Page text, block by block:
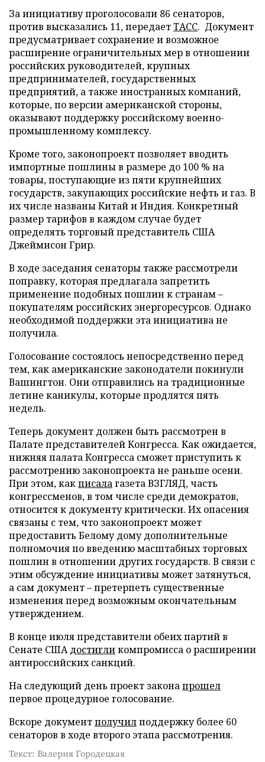
За инициативу проголосовали 86 сенаторов,
против высказались 11, передаетТАСС. Документ
предусматривает сохранение и возможное
расширение ограничительных мер в отношении
российских руководителей, крупных
предпринимателей, государственных
предприятий, а также иностранных компаний,
которые, по версии американской стороны,
оказывают поддержку российскому военно-
промышленному комплексу.
Кроме того, законопроект позволяет вводить
импортные пошлины в размере до 100 % на
товары, поступающие из пяти крупнейших
государств, закупающих российские нефть и газ. В
их числе названы Китай и Индия. Конкретный
размер тарифов в каждом случае будет
определять торговый представитель США
Джеймисон Грир.
В ходе заседания сенаторы также рассмотрели
поправку, которая предлагала запретить
применение подобных пошлин к странам –
покупателям российских энергоресурсов. Однако
необходимой поддержки эта инициатива не
получила.
Голосование состоялось непосредственно перед
тем, как американские законодатели покинули
Вашингтон. Они отправились на традиционные
летние каникулы, которые продлятся пять
недель.
Теперь документ должен быть рассмотрен в
Палате представителей Конгресса. Как ожидается,
нижняя палата Конгресса сможет приступить к
рассмотрению законопроекта не раньше осени.
При этом, какписалагазета ВЗГЛЯД, часть
конгрессменов, в том числе среди демократов,
относится к документу критически. Их опасения
связаны с тем, что законопроект может
предоставить Белому дому дополнительные
полномочия по введению масштабных торговых
пошлин в отношении других государств. В связи с
этим обсуждение инициативы может затянуться,
а сам документ – претерпеть существенные
изменения перед возможным окончательным
утверждением.
В конце июля представители обеих партий в
Сенате СШАдостигликомпромисса о расширении
антироссийских санкций.
На следующий день проект законапрошел
первое процедурное голосование.
Вскоре документполучилподдержку более 60
сенаторов в ходе второго этапа рассмотрения.
Текст: Валерия Городецкая